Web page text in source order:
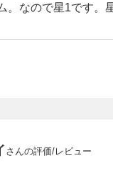
。なので星1です。
さんの評価/レビュー